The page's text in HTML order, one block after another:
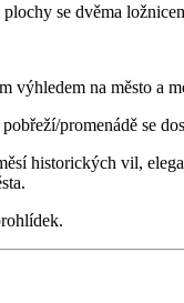
se dvěma
výhledem na město a
promenádě se
historických vil,